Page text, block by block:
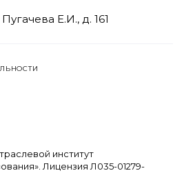
Е.И., д. 161
институт
Лицензия Л035-01279-